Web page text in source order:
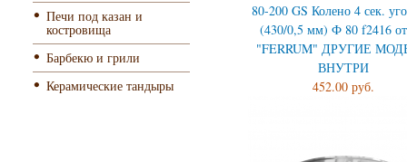
80-200 GS Колено 4 сек.
(430/0,5 мм) Ф 80 f2416
"FERRUM" ДРУГИЕ
ВНУТРИ
452.00 руб.
Печи под казан и
костровища
Барбекю и грили
Керамические тандыры